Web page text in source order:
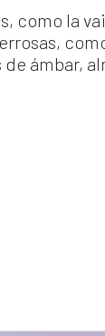
como la
ámbar,